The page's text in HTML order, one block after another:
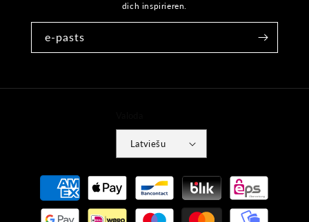
dich inspirieren.
e-pasts
Latviešu
Maksājumu
metodes